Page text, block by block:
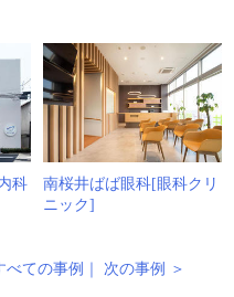
科
南桜井ばば眼科[眼科クリ
ニック]
べての事例 次の事例 ＞